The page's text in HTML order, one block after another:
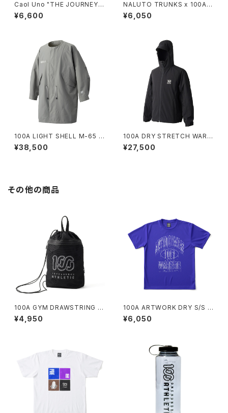
Caol Uno "THE JOURNEY
CONTINUES" HEAVYWEIGH
T S/S TEE
¥6,600
NALUTO TRUNKS x 100A D
RY S/S TOP *Illustrated by
YUNOSUKE
¥6,050
100A LIGHT SHELL M-65 C
OAT
¥38,500
100A DRY STRETCH WARM
UP JACKET
¥27,500
その他の商品
100A GYM DRAWSTRING B
AG
¥4,950
100A ARTWORK DRY S/S T
OP *AMANE MURAKAMI
¥6,050